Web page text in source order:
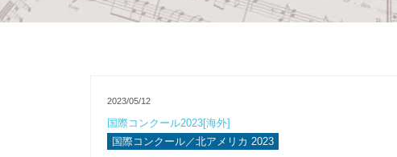
2023/05/12
国際コンクール2023[海外]
国際コンクール／北アメリカ 2023